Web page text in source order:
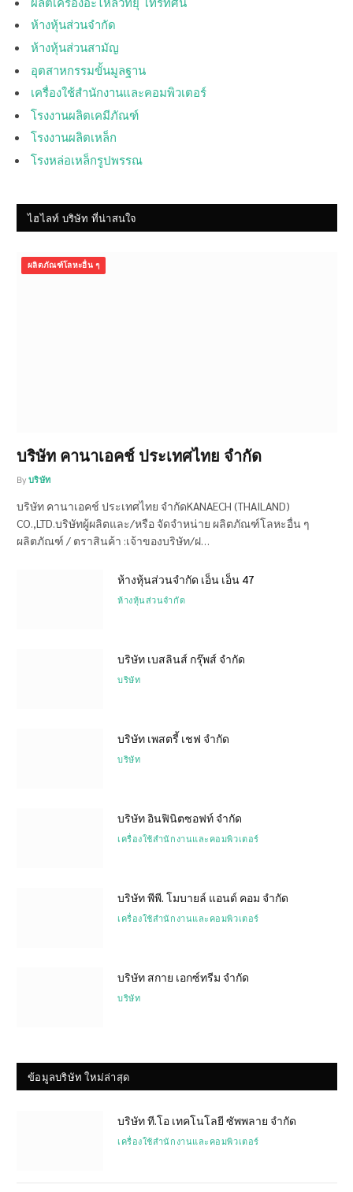
ห้างหุ้นส่วนจำกัด
ห้างหุ้นส่วนสามัญ
อุตสาหกรรมขั้นมูลฐาน
เครื่องใช้สำนักงานและคอมพิวเตอร์
โรงงานผลิตเคมีภัณฑ์
โรงงานผลิตเหล็ก
โรงหล่อเหล็กรูปพรรณ
ไฮไลท์ บริษัท ที่น่าสนใจ
ผลิตภัณฑ์โลหะอื่น ๆ
บริษัท คานาเอคช์ ประเทศไทย จำกัด
By บริษัท
บริษัท คานาเอคช์ ประเทศไทย จำกัดKANAECH (THAILAND)
CO.,LTD.บริษัทผู้ผลิตและ/หรือ จัดจำหน่าย ผลิตภัณฑ์โลหะอื่น ๆ
ผลิตภัณฑ์ / ตราสินค้า :เจ้าของบริษัท/ฝ…
ห้างหุ้นส่วนจำกัด เอ็น เอ็น 47
ห้างหุ้นส่วนจำกัด
บริษัท เบสลินส์ กรุ๊พส์ จำกัด
บริษัท
บริษัท เพสตรี้ เชฟ จำกัด
บริษัท
บริษัท อินฟินิตซอฟท์ จำกัด
เครื่องใช้สำนักงานและคอมพิวเตอร์
บริษัท พีพี. โมบายล์ แอนด์ คอม จำกัด
เครื่องใช้สำนักงานและคอมพิวเตอร์
บริษัท สกาย เอกซ์ทรีม จำกัด
บริษัท
ข้อมูลบริษัท ใหม่ล่าสุด
บริษัท ที.โอ เทคโนโลยี ซัพพลาย จำกัด
เครื่องใช้สำนักงานและคอมพิวเตอร์